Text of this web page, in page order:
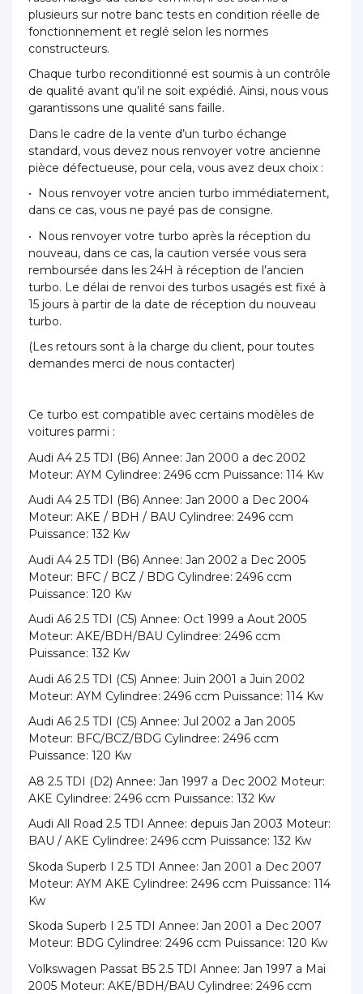
plusieurs sur notre banc tests en condition réelle de
fonctionnement et reglé selon les normes
constructeurs.
Chaque turbo reconditionné est soumis à un contrôle
de qualité avant qu’il ne soit expédié. Ainsi, nous vous
garantissons une qualité sans faille.
Dans le cadre de la vente d’un turbo échange
standard, vous devez nous renvoyer votre ancienne
pièce défectueuse, pour cela, vous avez deux choix :
• Nous renvoyer votre ancien turbo immédiatement,
dans ce cas, vous ne payé pas de consigne.
• Nous renvoyer votre turbo après la réception du
nouveau, dans ce cas, la caution versée vous sera
remboursée dans les 24H à réception de l’ancien
turbo. Le délai de renvoi des turbos usagés est fixé à
15 jours à partir de la date de réception du nouveau
turbo.
(Les retours sont à la charge du client, pour toutes
demandes merci de nous contacter)
Ce turbo est compatible avec certains modèles de
voitures parmi :
Audi A4 2.5 TDI (B6) Annee: Jan 2000 a dec 2002
Moteur: AYM Cylindree: 2496 ccm Puissance: 114 Kw
Audi A4 2.5 TDI (B6) Annee: Jan 2000 a Dec 2004
Moteur: AKE / BDH / BAU Cylindree: 2496 ccm
Puissance: 132 Kw
Audi A4 2.5 TDI (B6) Annee: Jan 2002 a Dec 2005
Moteur: BFC / BCZ / BDG Cylindree: 2496 ccm
Puissance: 120 Kw
Audi A6 2.5 TDI (C5) Annee: Oct 1999 a Aout 2005
Moteur: AKE/BDH/BAU Cylindree: 2496 ccm
Puissance: 132 Kw
Audi A6 2.5 TDI (C5) Annee: Juin 2001 a Juin 2002
Moteur: AYM Cylindree: 2496 ccm Puissance: 114 Kw
Audi A6 2.5 TDI (C5) Annee: Jul 2002 a Jan 2005
Moteur: BFC/BCZ/BDG Cylindree: 2496 ccm
Puissance: 120 Kw
A8 2.5 TDI (D2) Annee: Jan 1997 a Dec 2002 Moteur:
AKE Cylindree: 2496 ccm Puissance: 132 Kw
Audi All Road 2.5 TDI Annee: depuis Jan 2003 Moteur:
BAU / AKE Cylindree: 2496 ccm Puissance: 132 Kw
Skoda Superb I 2.5 TDI Annee: Jan 2001 a Dec 2007
Moteur: AYM AKE Cylindree: 2496 ccm Puissance: 114
Kw
Skoda Superb I 2.5 TDI Annee: Jan 2001 a Dec 2007
Moteur: BDG Cylindree: 2496 ccm Puissance: 120 Kw
Volkswagen Passat B5 2.5 TDI Annee: Jan 1997 a Mai
2005 Moteur: AKE/BDH/BAU Cylindree: 2496 ccm